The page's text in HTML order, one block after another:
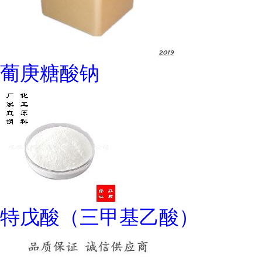
葡庚糖酸钠
特戊酸（三甲基乙酸）